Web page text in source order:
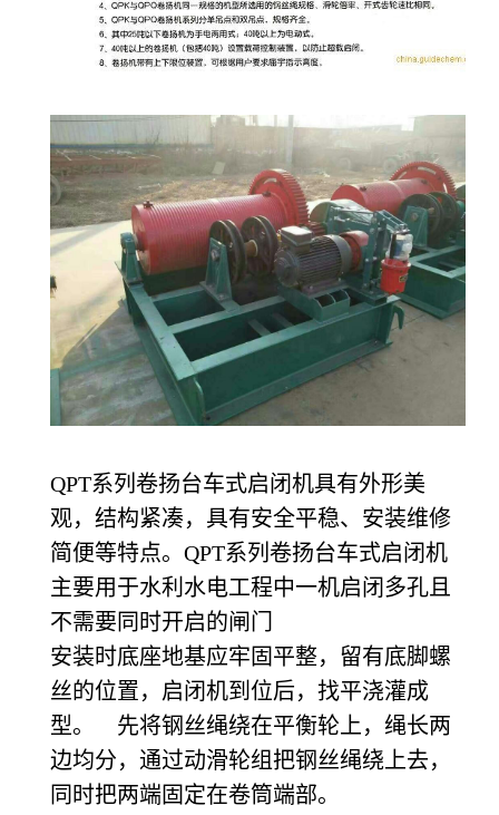
QPT系列卷扬台车式启闭机具有外形美
观，结构紧凑，具有安全平稳、安装维修
简便等特点。QPT系列卷扬台车式启闭机
主要用于水利水电工程中一机启闭多孔且
不需要同时开启的闸门
安装时底座地基应牢固平整，留有底脚螺
丝的位置，启闭机到位后，找平浇灌成
型。 先将钢丝绳绕在平衡轮上，绳长两
边均分，通过动滑轮组把钢丝绳绕上去，
同时把两端固定在卷筒端部。